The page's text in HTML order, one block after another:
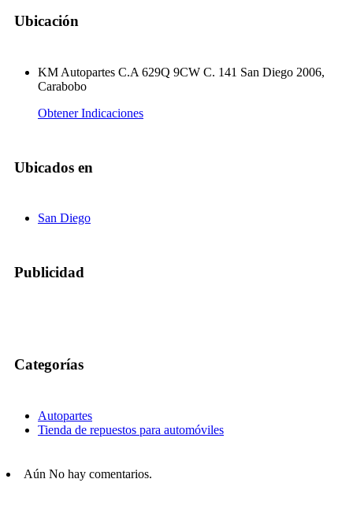
Ubicación
KM Autopartes C.A 629Q 9CW C. 141 San Diego 2006,
Carabobo
Obtener Indicaciones
Ubicados en
San Diego
Publicidad
Categorías
Autopartes
Tienda de repuestos para automóviles
Aún No hay comentarios.